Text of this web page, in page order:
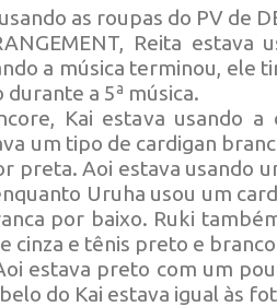
as roupas do PV de
Reita estava
a música terminou, ele
a 5ª música.
Kai estava usando a
um tipo de cardigan
preta. Aoi estava usando
Uruha usou um
por baixo. Ruki
cinza e tênis preto e
estava preto com um
do Kai estava igual às